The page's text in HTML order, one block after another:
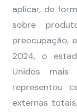
aplicar, de
sobre
preocupação,
2024, o
Unidos
representou
externas